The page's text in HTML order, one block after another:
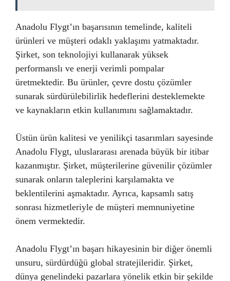
Anadolu Flygt’ın başarısının temelinde, kaliteli
ürünleri ve müşteri odaklı yaklaşımı yatmaktadır.
Şirket, son teknolojiyi kullanarak yüksek
performanslı ve enerji verimli pompalar
üretmektedir. Bu ürünler, çevre dostu çözümler
sunarak sürdürülebilirlik hedeflerini desteklemekte
ve kaynakların etkin kullanımını sağlamaktadır.
Üstün ürün kalitesi ve yenilikçi tasarımları sayesinde
Anadolu Flygt, uluslararası arenada büyük bir itibar
kazanmıştır. Şirket, müşterilerine güvenilir çözümler
sunarak onların taleplerini karşılamakta ve
beklentilerini aşmaktadır. Ayrıca, kapsamlı satış
sonrası hizmetleriyle de müşteri memnuniyetine
önem vermektedir.
Anadolu Flygt’ın başarı hikayesinin bir diğer önemli
unsuru, sürdürdüğü global stratejileridir. Şirket,
dünya genelindeki pazarlara yönelik etkin bir şekilde